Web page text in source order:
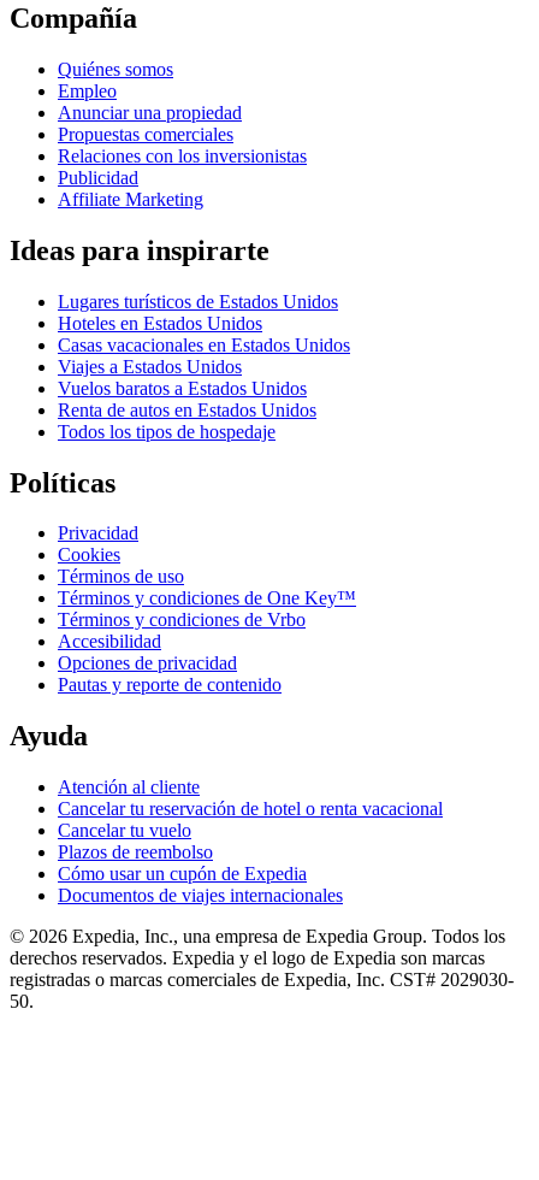
Compañía
Quiénes somos
Empleo
Anunciar una propiedad
Propuestas comerciales
Relaciones con los inversionistas
Publicidad
Affiliate Marketing
Ideas para inspirarte
Lugares turísticos de Estados Unidos
Hoteles en Estados Unidos
Casas vacacionales en Estados Unidos
Viajes a Estados Unidos
Vuelos baratos a Estados Unidos
Renta de autos en Estados Unidos
Todos los tipos de hospedaje
Políticas
Privacidad
Cookies
Términos de uso
Términos y condiciones de One Key™
Términos y condiciones de Vrbo
Accesibilidad
Opciones de privacidad
Pautas y reporte de contenido
Ayuda
Atención al cliente
Cancelar tu reservación de hotel o renta vacacional
Cancelar tu vuelo
Plazos de reembolso
Cómo usar un cupón de Expedia
Documentos de viajes internacionales
© 2026 Expedia, Inc., una empresa de Expedia Group. Todos los
derechos reservados. Expedia y el logo de Expedia son marcas
registradas o marcas comerciales de Expedia, Inc. CST# 2029030-
50.